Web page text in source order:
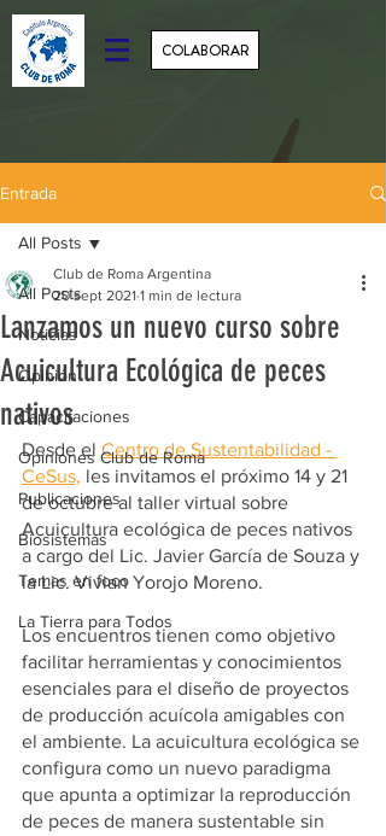
COLABORAR
Entrada
All Posts
Noticias
Opinión
Capacitaciones
Opiniones Club de Roma
Publicaciones
Biosistemas
Temas en foco
La Tierra para Todos
All Posts
Lanzamos un nuevo curso sobre
Acuicultura Ecológica de peces
nativos
Club de Roma Argentina
20 sept 2021 1 min de lectura
Desde el Centro de Sustentabilidad -
CeSus, les invitamos el próximo 14 y 21
de octubre al taller virtual sobre
Acuicultura ecológica de peces nativos
a cargo del Lic. Javier García de Souza y
la Lic. Vivian Yorojo Moreno.
Los encuentros tienen como objetivo
facilitar herramientas y conocimientos
esenciales para el diseño de proyectos
de producción acuícola amigables con
el ambiente. La acuicultura ecológica se
configura como un nuevo paradigma
que apunta a optimizar la reproducción
de peces de manera sustentable sin